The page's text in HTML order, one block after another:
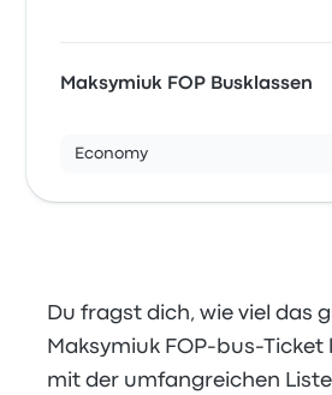
Maksymiuk FOP Busklassen
Economy
Du fragst dich, wie viel das
Maksymiuk FOP-bus-Ticket
mit der umfangreichen